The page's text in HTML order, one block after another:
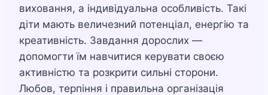
виховання, а індивідуальна особливість. Такі
діти мають величезний потенціал, енергію та
креативність. Завдання дорослих —
допомогти їм навчитися керувати своєю
активністю та розкрити сильні сторони.
Любов, терпіння і правильна організація